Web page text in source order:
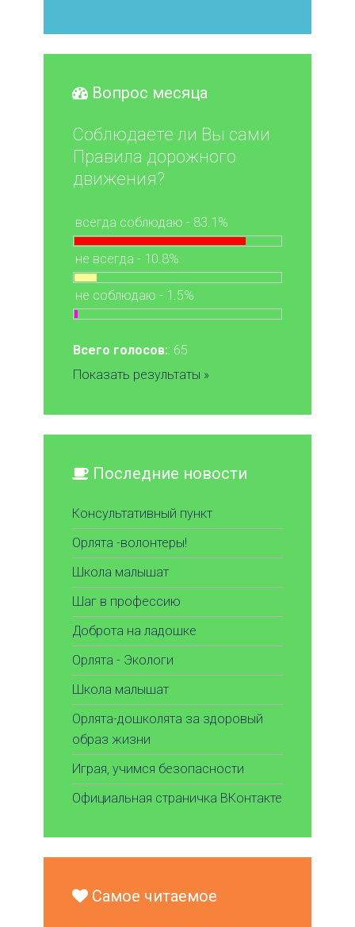
Вопрос месяца
Соблюдаете ли Вы сами
Правила дорожного
движения?
всегда соблюдаю - 83.1%
не всегда - 10.8%
не соблюдаю - 1.5%
Всего голосов:: 65
Показать результаты »
Последние новости
Консультативный пункт
Орлята -волонтеры!
Школа малышат
Шаг в профессию
Доброта на ладошке
Орлята - Экологи
Школа малышат
Орлята-дошколята за здоровый
образ жизни
Играя, учимся безопасности
Официальная страничка ВКонтакте
Самое читаемое